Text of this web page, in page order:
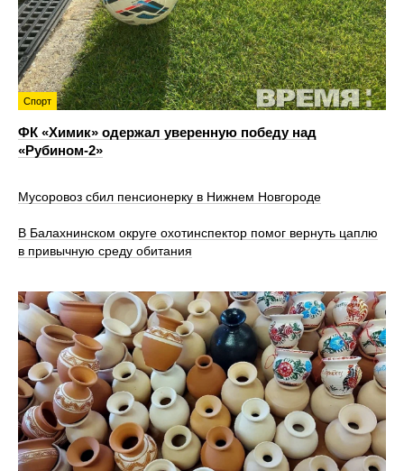
Спорт
ФК «Химик» одержал уверенную победу над
«Рубином‑2»
Мусоровоз сбил пенсионерку в Нижнем Новгороде
В Балахнинском округе охотинспектор помог вернуть цаплю
в привычную среду обитания